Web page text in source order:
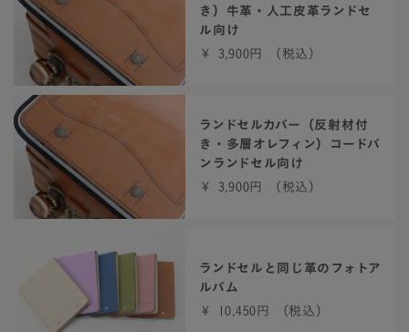
き）牛革・人工皮革ランドセ
ル向け
￥ 3,900円 （税込）
ランドセルカバー（反射材付
き・多層オレフィン）コードバ
ンランドセル向け
￥ 3,900円 （税込）
ランドセルと同じ革のフォトア
ルバム
￥ 10,450円 （税込）